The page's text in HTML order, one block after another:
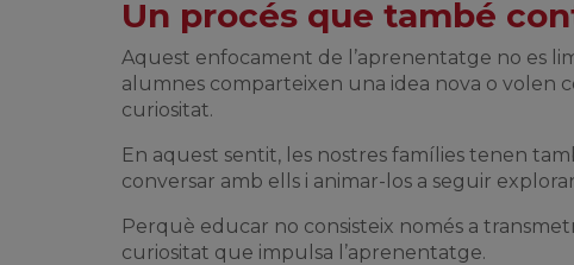
Un procés que també
Aquest enfocament de l’aprenentatge no es
alumnes comparteixen una idea nova o
curiositat.
En aquest sentit, les nostres famílies tenen
conversar amb ells i animar-los a seguir
Perquè educar no consisteix només a
curiositat que impulsa l’aprenentatge.